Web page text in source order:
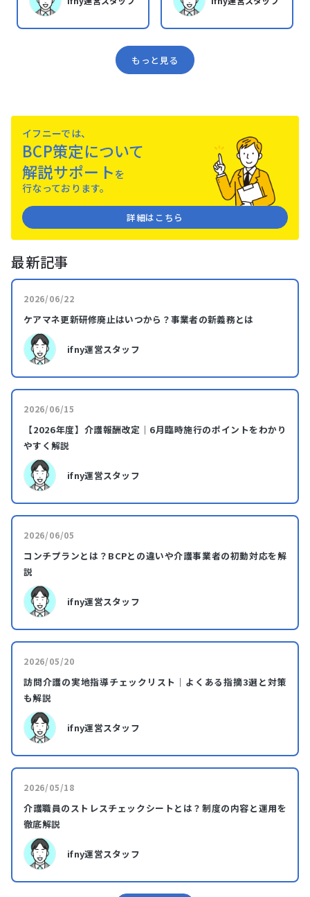
もっと見る
イフニーでは、
BCP策定について
解説サポート を
⾏なっております。
詳細はこちら
最新記事
2026/06/22
ケアマネ更新研修廃止はいつから？事業者の新義務とは
ifny運営スタッフ
2026/06/15
【2026年度】介護報酬改定｜6月臨時施行のポイントをわかり
やすく解説
ifny運営スタッフ
2026/06/05
コンチプランとは？BCPとの違いや介護事業者の初動対応を解
説
ifny運営スタッフ
2026/05/20
訪問介護の実地指導チェックリスト｜よくある指摘3選と対策
も解説
ifny運営スタッフ
2026/05/18
介護職員のストレスチェックシートとは？制度の内容と運用を
徹底解説
ifny運営スタッフ